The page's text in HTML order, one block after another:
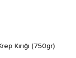
Kırığı (750gr)